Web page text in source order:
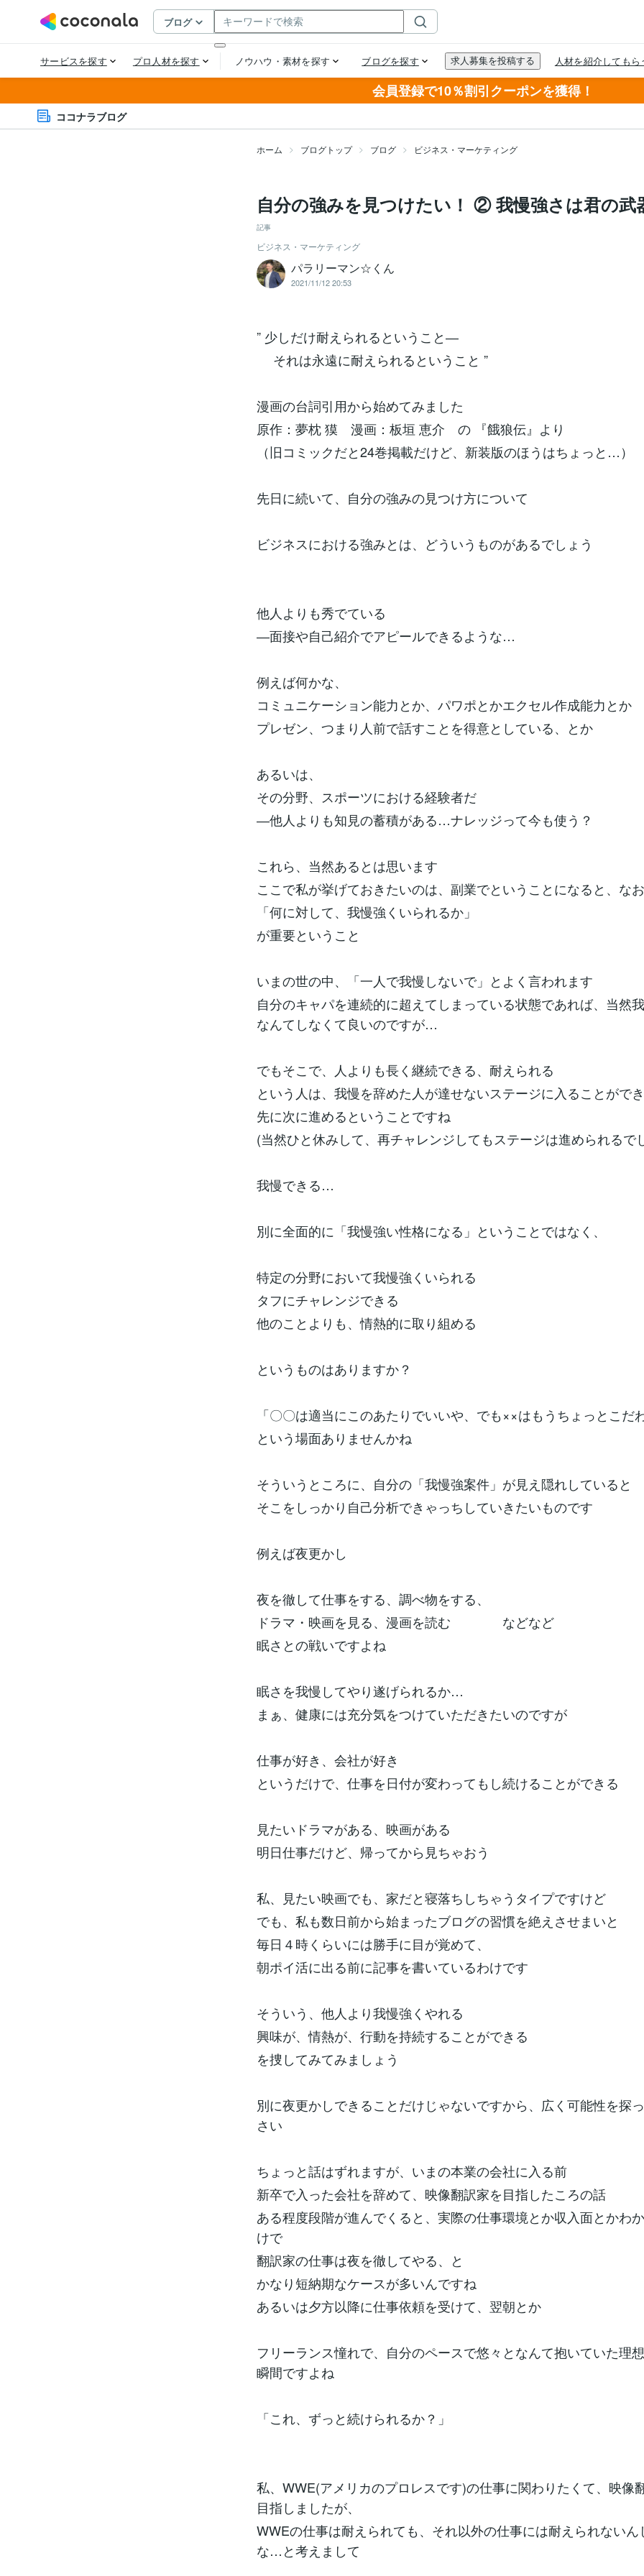
会員登録で10％割引クーポンを獲得！
ココナラブログ
ホーム ブログトップ ブログ ビジネス・マーケティング
自分の強みを見つけたい！ ② 我慢強さは君の武
記事
ビジネス・マーケティング
パラリーマン☆くん
2021/11/12 20:53
” 少しだけ耐えられるということ―
それは永遠に耐えられるということ ”
漫画の台詞引用から始めてみました
原作：夢枕 獏 漫画：板垣 恵介 の 『餓狼伝』より
（旧コミックだと24巻掲載だけど、新装版のほうはちょっと…）
先日に続いて、自分の強みの見つけ方について
ビジネスにおける強みとは、どういうものがあるでしょう
他人よりも秀でている
―面接や自己紹介でアピールできるような…
例えば何かな、
コミュニケーション能力とか、パワポとかエクセル作成能力とか
プレゼン、つまり人前で話すことを得意としている、とか
あるいは、
その分野、スポーツにおける経験者だ
―他人よりも知見の蓄積がある…ナレッジって今も使う？
これら、当然あるとは思います
ここで私が挙げておきたいのは、副業でということになると、な
「何に対して、我慢強くいられるか」
が重要ということ
いまの世の中、「一人で我慢しないで」とよく言われます
自分のキャパを連続的に超えてしまっている状態であれば、当然
なんてしなくて良いのですが…
でもそこで、人よりも長く継続できる、耐えられる
という人は、我慢を辞めた人が達せないステージに入ることがで
先に次に進めるということですね
(当然ひと休みして、再チャレンジしてもステージは進められるで
我慢できる…
別に全面的に「我慢強い性格になる」ということではなく、
特定の分野において我慢強くいられる
タフにチャレンジできる
他のことよりも、情熱的に取り組める
というものはありますか？
「〇〇は適当にこのあたりでいいや、でも××はもうちょっとこだ
という場面ありませんかね
そういうところに、自分の「我慢強案件」が見え隠れしていると
そこをしっかり自己分析できゃっちしていきたいものです
例えば夜更かし
夜を徹して仕事をする、調べ物をする、
ドラマ・映画を見る、漫画を読む などなど
眠さとの戦いですよね
眠さを我慢してやり遂げられるか…
まぁ、健康には充分気をつけていただきたいのですが
仕事が好き、会社が好き
というだけで、仕事を日付が変わってもし続けることができる
見たいドラマがある、映画がある
明日仕事だけど、帰ってから見ちゃおう
私、見たい映画でも、家だと寝落ちしちゃうタイプですけど
でも、私も数日前から始まったブログの習慣を絶えさせまいと
毎日４時くらいには勝手に目が覚めて、
朝ポイ活に出る前に記事を書いているわけです
そういう、他人より我慢強くやれる
興味が、情熱が、行動を持続することができる
を捜してみてみましょう
別に夜更かしできることだけじゃないですから、広く可能性を探
さい
ちょっと話はずれますが、いまの本業の会社に入る前
新卒で入った会社を辞めて、映像翻訳家を目指したころの話
ある程度段階が進んでくると、実際の仕事環境とか収入面とかわ
けで
翻訳家の仕事は夜を徹してやる、と
かなり短納期なケースが多いんですね
あるいは夕方以降に仕事依頼を受けて、翌朝とか
フリーランス憧れで、自分のペースで悠々となんて抱いていた理
瞬間ですよね
「これ、ずっと続けられるか？」
私、WWE(アメリカのプロレスです)の仕事に関わりたくて、映像
目指しましたが、
WWEの仕事は耐えられても、それ以外の仕事には耐えられないん
な…と考えまして